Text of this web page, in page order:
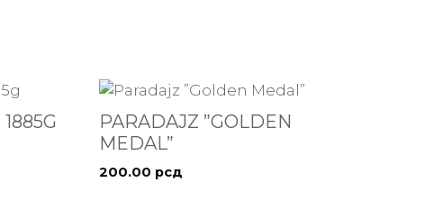
PARADAJZ ”GOLDEN
MEDAL”
200.00 рсд